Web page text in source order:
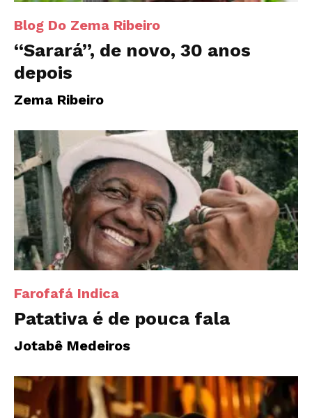
Blog Do Zema Ribeiro
“Sarará”, de novo, 30 anos
depois
Zema Ribeiro
Farofafá Indica
Patativa é de pouca fala
Jotabê Medeiros